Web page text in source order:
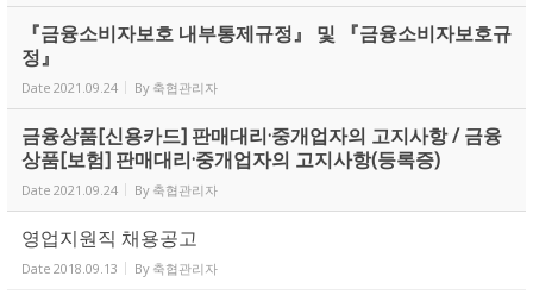
『금융소비자보호 내부통제규정』 및 『금융소비자보호규
정』
Date 2021.09.24 By 축협관리자
금융상품[신용카드] 판매대리·중개업자의 고지사항 / 금융
상품[보험] 판매대리·중개업자의 고지사항(등록증)
Date 2021.09.24 By 축협관리자
영업지원직 채용공고
Date 2018.09.13 By 축협관리자